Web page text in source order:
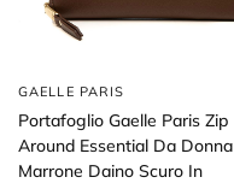
GAELLE PARIS
Portafoglio Gaelle Paris Zip
Around Essential Da Donna
Marrone Daino Scuro In